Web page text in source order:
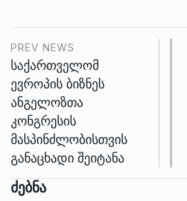
PREV NEWS
საქართველომ
ევროპის ბიზნეს
ანგელოზთა
კონგრესის
მასპინძლობისთვის
განაცხადი შეიტანა
Ძებნა